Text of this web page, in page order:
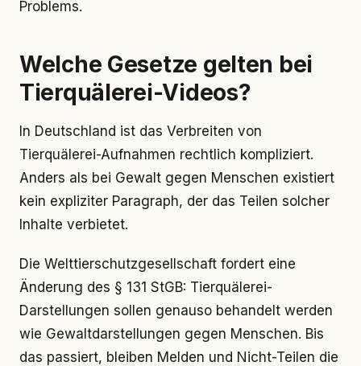
Problems.
Welche Gesetze gelten bei
Tierquälerei-Videos?
In Deutschland ist das Verbreiten von
Tierquälerei-Aufnahmen rechtlich kompliziert.
Anders als bei Gewalt gegen Menschen existiert
kein expliziter Paragraph, der das Teilen solcher
Inhalte verbietet.
Die Welttierschutzgesellschaft fordert eine
Änderung des § 131 StGB: Tierquälerei-
Darstellungen sollen genauso behandelt werden
wie Gewaltdarstellungen gegen Menschen. Bis
das passiert, bleiben Melden und Nicht-Teilen die